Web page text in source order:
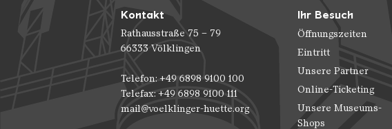
Kontakt
Rathausstraße 75 – 79
66333 Völklingen
Telefon: +49 6898 9100 100
Telefax: +49 6898 9100 111
mail@voelklinger-huette.org
Ihr Besuch
Öffnungszeiten
Eintritt
Unsere Partner
Online-Ticketing
Unsere Museums-
Shops